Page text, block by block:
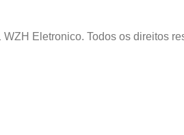
Eletronico. Todos os direitos